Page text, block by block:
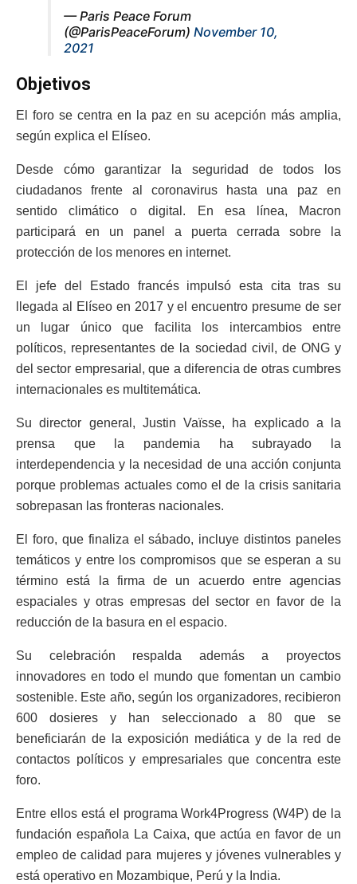
— Paris Peace Forum
(@ParisPeaceForum) November 10,
2021
Objetivos
El foro se centra en la paz en su acepción más amplia,
según explica el Elíseo.
Desde cómo garantizar la seguridad de todos los
ciudadanos frente al coronavirus hasta una paz en
sentido climático o digital. En esa línea, Macron
participará en un panel a puerta cerrada sobre la
protección de los menores en internet.
El jefe del Estado francés impulsó esta cita tras su
llegada al Elíseo en 2017 y el encuentro presume de ser
un lugar único que facilita los intercambios entre
políticos, representantes de la sociedad civil, de ONG y
del sector empresarial, que a diferencia de otras cumbres
internacionales es multitemática.
Su director general, Justin Vaïsse, ha explicado a la
prensa que la pandemia ha subrayado la
interdependencia y la necesidad de una acción conjunta
porque problemas actuales como el de la crisis sanitaria
sobrepasan las fronteras nacionales.
El foro, que finaliza el sábado, incluye distintos paneles
temáticos y entre los compromisos que se esperan a su
término está la firma de un acuerdo entre agencias
espaciales y otras empresas del sector en favor de la
reducción de la basura en el espacio.
Su celebración respalda además a proyectos
innovadores en todo el mundo que fomentan un cambio
sostenible. Este año, según los organizadores, recibieron
600 dosieres y han seleccionado a 80 que se
beneficiarán de la exposición mediática y de la red de
contactos políticos y empresariales que concentra este
foro.
Entre ellos está el programa Work4Progress (W4P) de la
fundación española La Caixa, que actúa en favor de un
empleo de calidad para mujeres y jóvenes vulnerables y
está operativo en Mozambique, Perú y la India.